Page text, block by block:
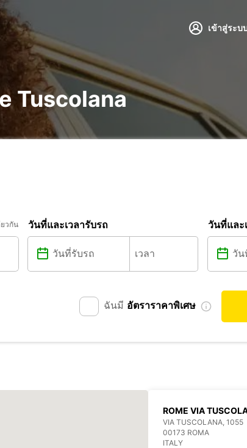
เข้าสู่ระบ
Tuscolana
วกัน วันที่และเวลารับรถ วันที่และ
ฉันมี อัตราราคาพิเศษ
ROME VIA
VIA TUSCOLANA, 1055
00173 ROMA
ITALY